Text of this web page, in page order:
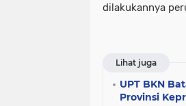
dilakukannya
Lihat juga
UPT BKN
Provinsi